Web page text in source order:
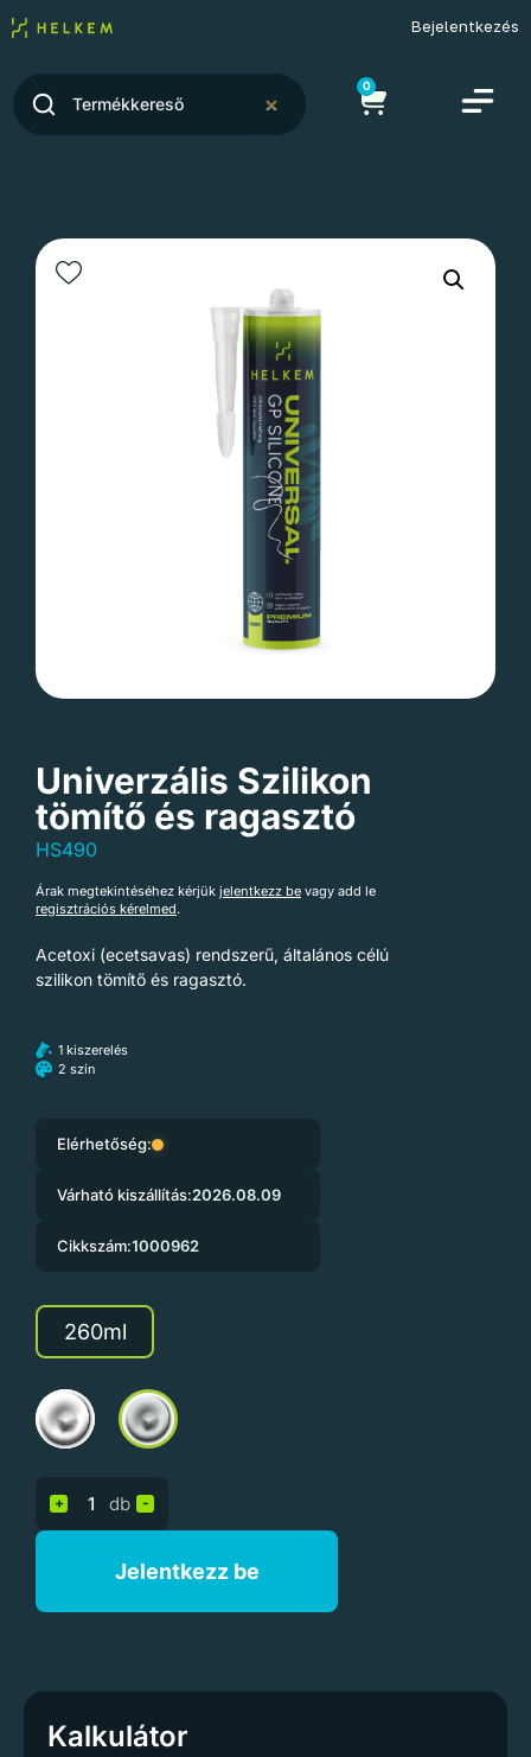
Bejelentkezés
0
Univerzális Szilikon
tömítő és ragasztó
HS490
Árak megtekintéséhez kérjük jelentkezz be vagy add le
regisztrációs kérelmed.
Acetoxi (ecetsavas) rendszerű, általános célú
szilikon tömítő és ragasztó.
1 kiszerelés
2 szín
Elérhetőség:
Várható kiszállítás:2026.08.09
Cikkszám:1000962
260ml
+ db -
Jelentkezz be
Kalkulátor